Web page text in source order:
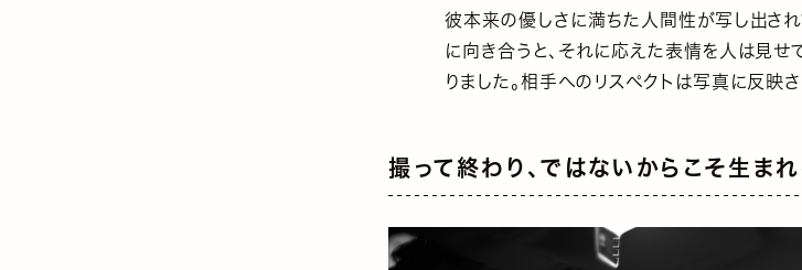
彼本来の優しさに満ちた人間性が写し出され
に向き合うと、それに応えた表情を人は見せ
りました。相手へのリスペクトは写真に反映さ
撮って終わり、ではないからこそ生ま